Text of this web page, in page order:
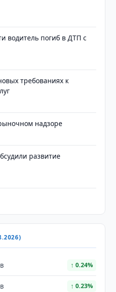
водитель погиб в ДТП с
требованиях к
надзоре
развитие
↑ 0.24%
↑ 0.23%